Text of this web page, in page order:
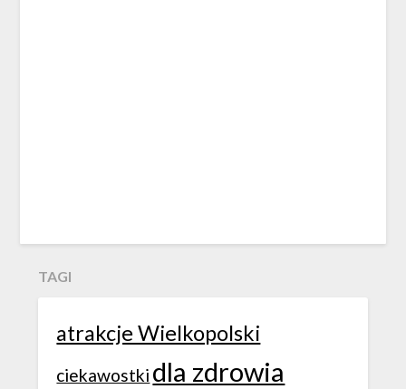
TAGI
atrakcje Wielkopolski
ciekawostki dla zdrowia